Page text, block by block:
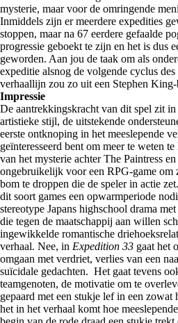
mysterie, maar voor de omringende
Inmiddels zijn er meerdere expedities
stoppen, maar na 67 eerdere gefaalde
progressie geboekt te zijn en het is dus
geworden. Aan jou de taak om als
expeditie alsnog de volgende cyclus
verhaallijn zou zo uit een Stephen
Impressie
De aantrekkingskracht van dit spel zit
artistieke stijl, de uitstekende
eerste ontknoping in het meeslepende
geïnteresseerd bent om meer te weten
van het mysterie achter The Paintress
ongebruikelijk voor een RPG-game om
bom te droppen die de speler in actie
dit soort games een opwarmperiode
stereotype Japans highschool drama
die tegen de maatschappij aan willen
ingewikkelde romantische
verhaal. Nee, in Expedition 33 gaat het
omgaan met verdriet, verlies van een
suïcidale gedachten. Het gaat tevens
teamgenoten, de motivatie om te
gepaard met een stukje lef in een
het in het verhaal komt hoe